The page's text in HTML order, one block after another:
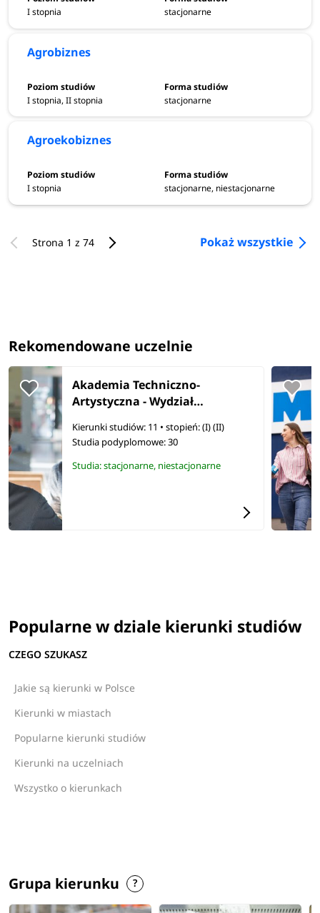
I stopnia stacjonarne
Agrobiznes
I stopnia, II stopnia stacjonarne
Agroekobiznes
I stopnia stacjonarne, niestacjonarne
Strona 1 z 74 Pokaż wszystkie
Rekomendowane uczelnie
Akademia Techniczno-
Artystyczna - Wydział
Kierunki studiów: 11 • stopień: (I) (II)
Studia podyplomowe:30
Studia: stacjonarne, niestacjonarne
Popularne w dziale kierunki studiów
CZEGO SZUKASZ
Jakie są kierunki w Polsce
Kierunki w miastach
Popularne kierunki studiów
Kierunki na uczelniach
Wszystko o kierunkach
Grupa kierunku